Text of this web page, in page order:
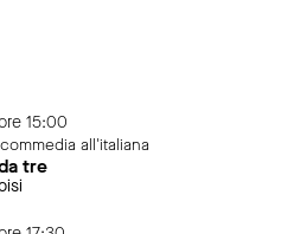
15:00
all'italiana
tre